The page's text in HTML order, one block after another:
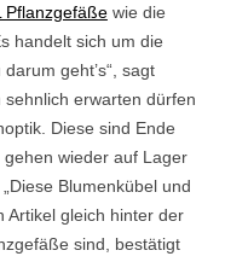
Pflanzgefäßewie die
handelt sich um die
geht’s“, sagt
sehnlich erwarten dürfen
Diese sind Ende
wieder auf Lager
Blumenkübel und
Artikel gleich hinter der
sind, bestätigt